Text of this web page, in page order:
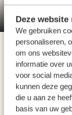
Deze
We gebruiken
personaliseren,
om ons
informatie over
voor social
kunnen deze
die u aan ze
basis van uw
olifanten: Het
de grote
seizoen een
bomen
olifanten
uit te halen.
het park loopt,
seizoen. Dus